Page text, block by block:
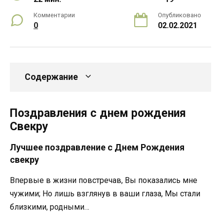
Комментарии
0
Опубликовано
02.02.2021
Содержание
Поздравления с днем рождения
Свекру
Лучшее поздравление с Днем Рождения
свекру
Впервые в жизни повстречав, Вы показались мне
чужими; Но лишь взглянув в ваши глаза, Мы стали
близкими, родными…